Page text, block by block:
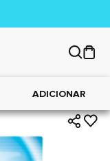
ADICIONAR